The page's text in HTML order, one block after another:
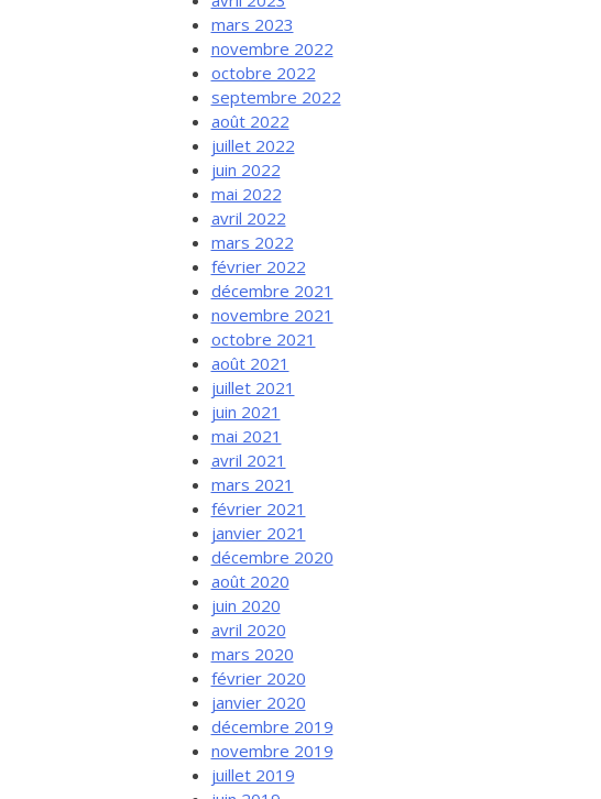
mars 2023
novembre 2022
octobre 2022
septembre 2022
août 2022
juillet 2022
juin 2022
mai 2022
avril 2022
mars 2022
février 2022
décembre 2021
novembre 2021
octobre 2021
août 2021
juillet 2021
juin 2021
mai 2021
avril 2021
mars 2021
février 2021
janvier 2021
décembre 2020
août 2020
juin 2020
avril 2020
mars 2020
février 2020
janvier 2020
décembre 2019
novembre 2019
juillet 2019